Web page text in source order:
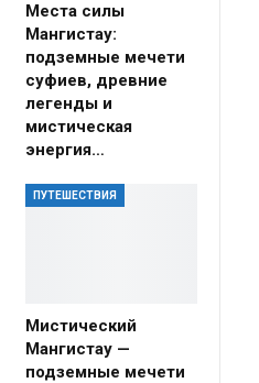
Места силы
Мангистау:
подземные мечети
суфиев, древние
легенды и
мистическая
энергия…
ПУТЕШЕСТВИЯ
Мистический
Мангистау —
подземные мечети